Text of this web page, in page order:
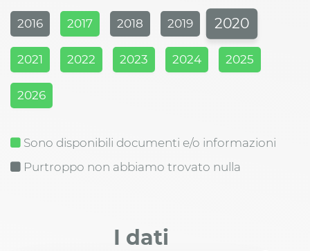
2016 2017 2018 2019 2020
2021 2022 2023 2024 2025
2026
Sono disponibili documenti e/o informazioni
Purtroppo non abbiamo trovato nulla
I dati